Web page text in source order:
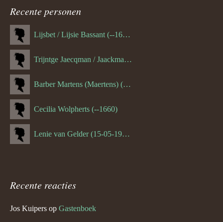
navigatie
Recente personen
Lijsbet / Lijsie Bassant (--1687)
Trijntge Jaecqman / Jaackman (--1651)
Barber Martens (Maertens) (--1658)
Cecilia Wolpherts (--1660)
Lenie van Gelder (15-05-1970)
Recente reacties
Jos Kuipers op Gastenboek